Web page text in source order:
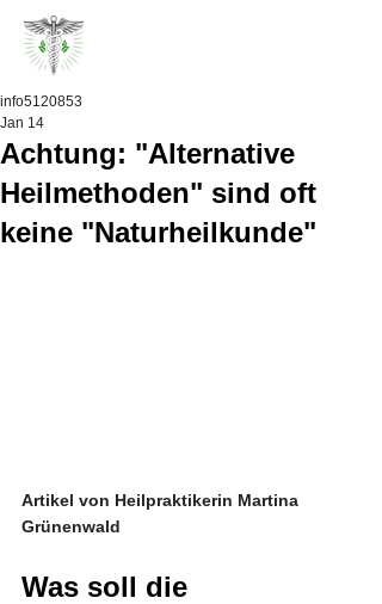
Achtung: "Alternative
Heilmethoden" sind oft
keine "Naturheilkunde"
info5120853
Jan 14
Artikel von Heilpraktikerin Martina
Grünenwald
Was soll die